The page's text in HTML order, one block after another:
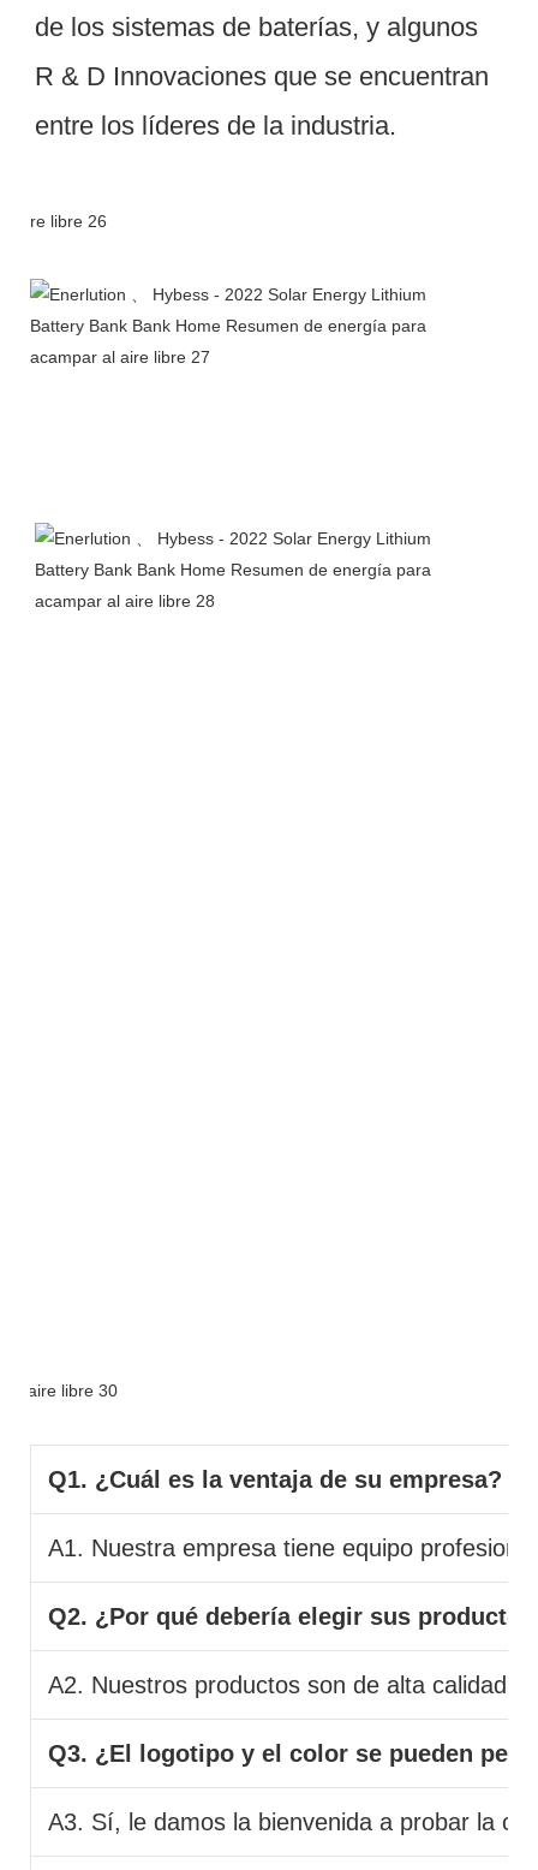
de los sistemas de baterías, y algunos
R & D Innovaciones que se encuentran
Q1. ¿Cuál es la ventaja de su empresa?
A1. Nuestra empresa tiene equipo
Q2. ¿Por qué debería elegir sus
A2. Nuestros productos son de alta calidad y
Q3. ¿El logotipo y el color se pueden
A3. Sí, le damos la bienvenida a probar la